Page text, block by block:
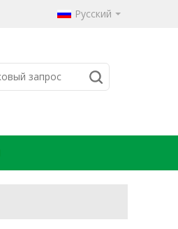
Русский